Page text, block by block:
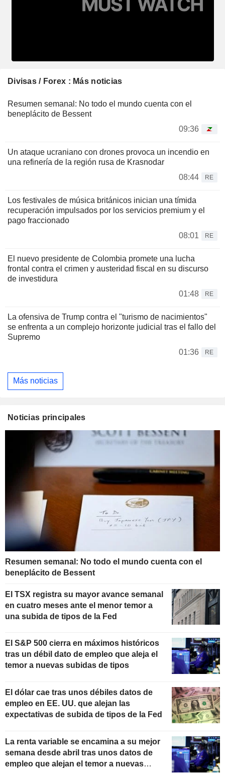
Divisas / Forex : Más noticias
Resumen semanal: No todo el mundo cuenta con el
beneplácito de Bessent
09:36
Un ataque ucraniano con drones provoca un incendio en
una refinería de la región rusa de Krasnodar
08:44
RE
Los festivales de música británicos inician una tímida
recuperación impulsados por los servicios premium y el
pago fraccionado
08:01
RE
El nuevo presidente de Colombia promete una lucha
frontal contra el crimen y austeridad fiscal en su discurso
de investidura
01:48
RE
La ofensiva de Trump contra el "turismo de nacimientos"
se enfrenta a un complejo horizonte judicial tras el fallo del
Supremo
01:36
RE
Más noticias
Noticias principales
Resumen semanal: No todo el mundo cuenta con el
beneplácito de Bessent
El TSX registra su mayor avance semanal
en cuatro meses ante el menor temor a
una subida de tipos de la Fed
El S&P 500 cierra en máximos históricos
tras un débil dato de empleo que aleja el
temor a nuevas subidas de tipos
El dólar cae tras unos débiles datos de
empleo en EE. UU. que alejan las
expectativas de subida de tipos de la Fed
La renta variable se encamina a su mejor
semana desde abril tras unos datos de
empleo que alejan el temor a nuevas